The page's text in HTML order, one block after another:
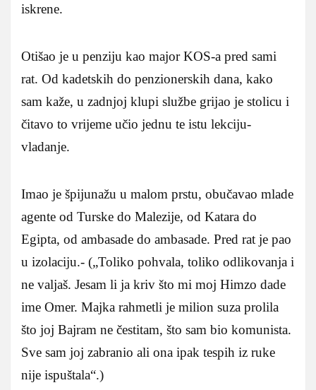
iskrene.
Otišao je u penziju kao major KOS-a pred sami
rat. Od kadetskih do penzionerskih dana, kako
sam kaže, u zadnjoj klupi službe grijao je stolicu i
čitavo to vrijeme učio jednu te istu lekciju-
vladanje.
Imao je špijunažu u malom prstu, obučavao mlade
agente od Turske do Malezije, od Katara do
Egipta, od ambasade do ambasade. Pred rat je pao
u izolaciju.- („Toliko pohvala, toliko odlikovanja i
ne valjaš. Jesam li ja kriv što mi moj Himzo dade
ime Omer. Majka rahmetli je milion suza prolila
što joj Bajram ne čestitam, što sam bio komunista.
Sve sam joj zabranio ali ona ipak tespih iz ruke
nije ispuštala“.)